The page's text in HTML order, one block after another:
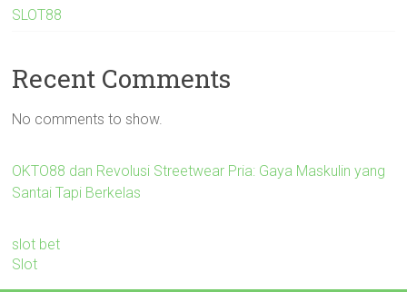
SLOT88
Recent Comments
No comments to show.
OKTO88 dan Revolusi Streetwear Pria: Gaya Maskulin yang
Santai Tapi Berkelas
slot bet
Slot